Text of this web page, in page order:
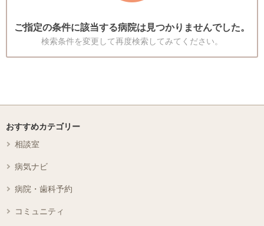
ご指定の条件に該当する病院は見つかりませんでした。
検索条件を変更して再度検索してみてください。
おすすめカテゴリー
相談室
病気ナビ
病院・歯科予約
コミュニティ